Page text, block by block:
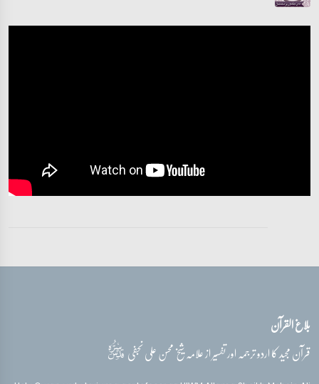
تفسیر قرآن سورہ ‎النمل
بلاغ القرآن
قرآن مجید کا اردو ترجمہ اور تفسیر از علامہ شیخ محسن علی نجفیقدس‌سره